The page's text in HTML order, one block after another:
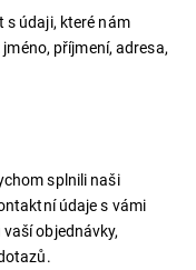
s údaji, které nám
příjmení, adresa,
splnili naši
údaje s vámi
objednávky,